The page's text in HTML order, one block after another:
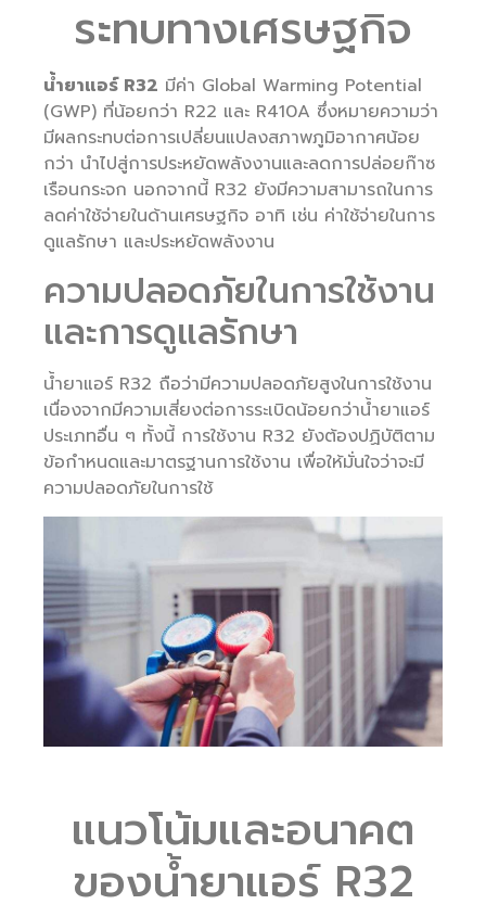
ระทบทางเศรษฐกิจ
น้ำยาแอร์ R32 มีค่า Global Warming Potential
(GWP) ที่น้อยกว่า R22 และ R410A ซึ่งหมายความว่า
มีผลกระทบต่อการเปลี่ยนแปลงสภาพภูมิอากาศน้อย
กว่า นำไปสู่การประหยัดพลังงานและลดการปล่อยก๊าซ
เรือนกระจก นอกจากนี้ R32 ยังมีความสามารถในการ
ลดค่าใช้จ่ายในด้านเศรษฐกิจ อาทิ เช่น ค่าใช้จ่ายในการ
ดูแลรักษา และประหยัดพลังงาน
ความปลอดภัยในการใช้งาน
และการดูแลรักษา
น้ำยาแอร์ R32 ถือว่ามีความปลอดภัยสูงในการใช้งาน
เนื่องจากมีความเสี่ยงต่อการระเบิดน้อยกว่าน้ำยาแอร์
ประเภทอื่น ๆ ทั้งนี้ การใช้งาน R32 ยังต้องปฏิบัติตาม
ข้อกำหนดและมาตรฐานการใช้งาน เพื่อให้มั่นใจว่าจะมี
ความปลอดภัยในการใช้
แนวโน้มและอนาคต
ของน้ำยาแอร์ R32